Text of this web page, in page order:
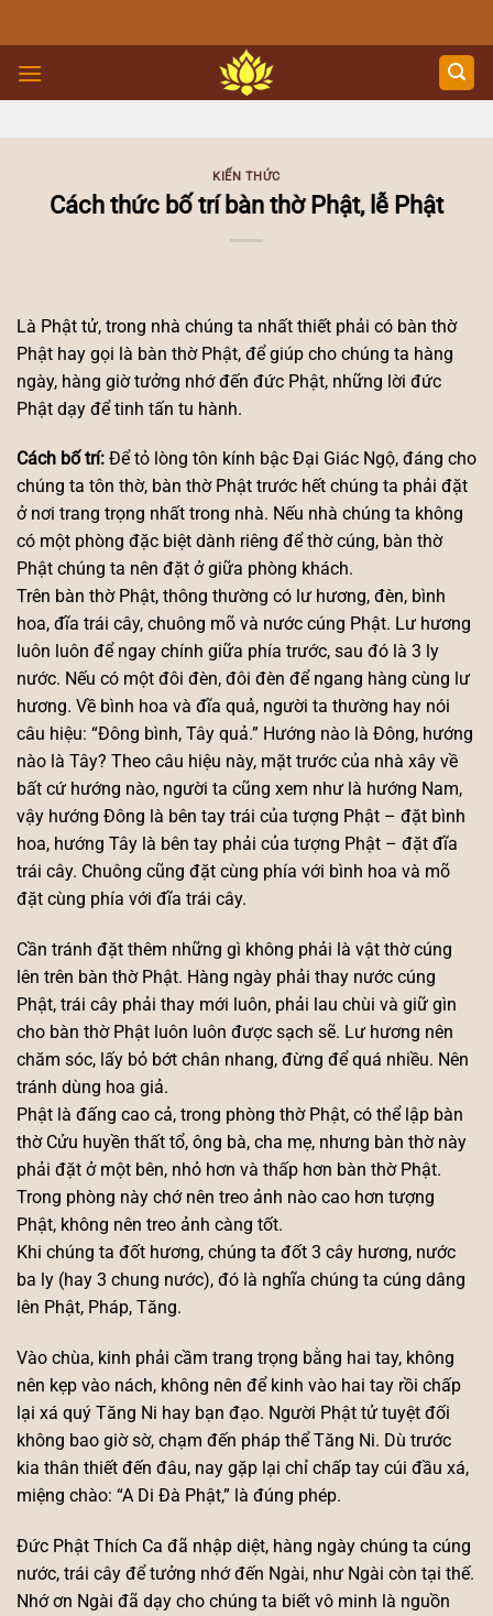
to
content
KIẾN THỨC
Cách thức bố trí bàn thờ Phật, lễ Phật
Là Phật tử, trong nhà chúng ta nhất thiết phải có bàn thờ
Phật hay gọi là bàn thờ Phật, để giúp cho chúng ta hàng
ngày, hàng giờ tưởng nhớ đến đức Phật, những lời đức
Phật dạy để tinh tấn tu hành.
Cách bố trí: Để tỏ lòng tôn kính bậc Đại Giác Ngộ, đáng cho
chúng ta tôn thờ, bàn thờ Phật trước hết chúng ta phải đặt
ở nơi trang trọng nhất trong nhà. Nếu nhà chúng ta không
có một phòng đặc biệt dành riêng để thờ cúng, bàn thờ
Phật chúng ta nên đặt ở giữa phòng khách.
Trên bàn thờ Phật, thông thường có lư hương, đèn, bình
hoa, đĩa trái cây, chuông mõ và nước cúng Phật. Lư hương
luôn luôn để ngay chính giữa phía trước, sau đó là 3 ly
nước. Nếu có một đôi đèn, đôi đèn để ngang hàng cùng lư
hương. Về bình hoa và đĩa quả, người ta thường hay nói
câu hiệu: “Đông bình, Tây quả.” Hướng nào là Đông, hướng
nào là Tây? Theo câu hiệu này, mặt trước của nhà xây về
bất cứ hướng nào, người ta cũng xem như là hướng Nam,
vậy hướng Đông là bên tay trái của tượng Phật – đặt bình
hoa, hướng Tây là bên tay phải của tượng Phật – đặt đĩa
trái cây. Chuông cũng đặt cùng phía với bình hoa và mõ
đặt cùng phía với đĩa trái cây.
Cần tránh đặt thêm những gì không phải là vật thờ cúng
lên trên bàn thờ Phật. Hàng ngày phải thay nước cúng
Phật, trái cây phải thay mới luôn, phải lau chùi và giữ gìn
cho bàn thờ Phật luôn luôn được sạch sẽ. Lư hương nên
chăm sóc, lấy bỏ bớt chân nhang, đừng để quá nhiều. Nên
tránh dùng hoa giả.
Phật là đấng cao cả, trong phòng thờ Phật, có thể lập bàn
thờ Cửu huyền thất tổ, ông bà, cha mẹ, nhưng bàn thờ này
phải đặt ở một bên, nhỏ hơn và thấp hơn bàn thờ Phật.
Trong phòng này chớ nên treo ảnh nào cao hơn tượng
Phật, không nên treo ảnh càng tốt.
Khi chúng ta đốt hương, chúng ta đốt 3 cây hương, nước
ba ly (hay 3 chung nước), đó là nghĩa chúng ta cúng dâng
lên Phật, Pháp, Tăng.
Vào chùa, kinh phải cầm trang trọng bằng hai tay, không
nên kẹp vào nách, không nên để kinh vào hai tay rồi chấp
lại xá quý Tăng Ni hay bạn đạo. Người Phật tử tuyệt đối
không bao giờ sờ, chạm đến pháp thể Tăng Ni. Dù trước
kia thân thiết đến đâu, nay gặp lại chỉ chấp tay cúi đầu xá,
miệng chào: “A Di Đà Phật,” là đúng phép.
Đức Phật Thích Ca đã nhập diệt, hàng ngày chúng ta cúng
nước, trái cây để tưởng nhớ đến Ngài, như Ngài còn tại thế.
Nhớ ơn Ngài đã dạy cho chúng ta biết vô minh là nguồn